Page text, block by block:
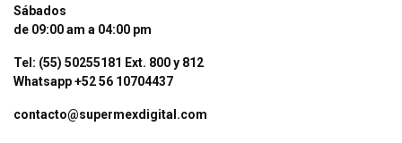
Sábados
de 09:00 am a 04:00 pm
Tel: (55) 50255181 Ext. 800 y 812
Whatsapp +52 56 10704437
contacto@supermexdigital.com